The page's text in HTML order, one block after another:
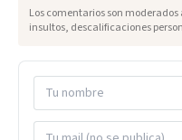
Los comentarios son
insultos, descalificaciones